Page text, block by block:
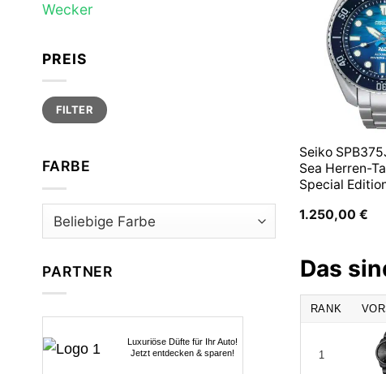
Wecker
PREIS
Min.
Preis
Max.
PreisFILTER
FARBE
PARTNER
Luxuriöse Düfte für Ihr Auto!
Jetzt entdecken & sparen!
Seiko
Sea Herren-
Special
1.250,00€
Das
RANK
1